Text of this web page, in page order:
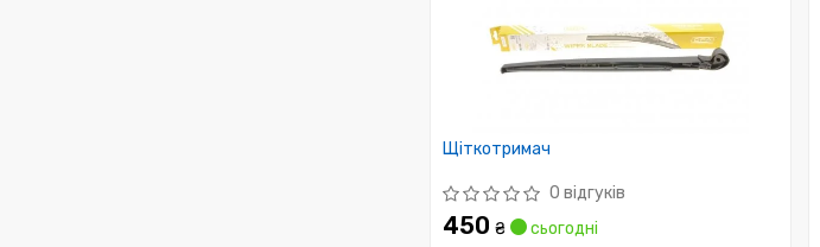
Щіткотримач
0 відгуків
450 ₴
сьогодні